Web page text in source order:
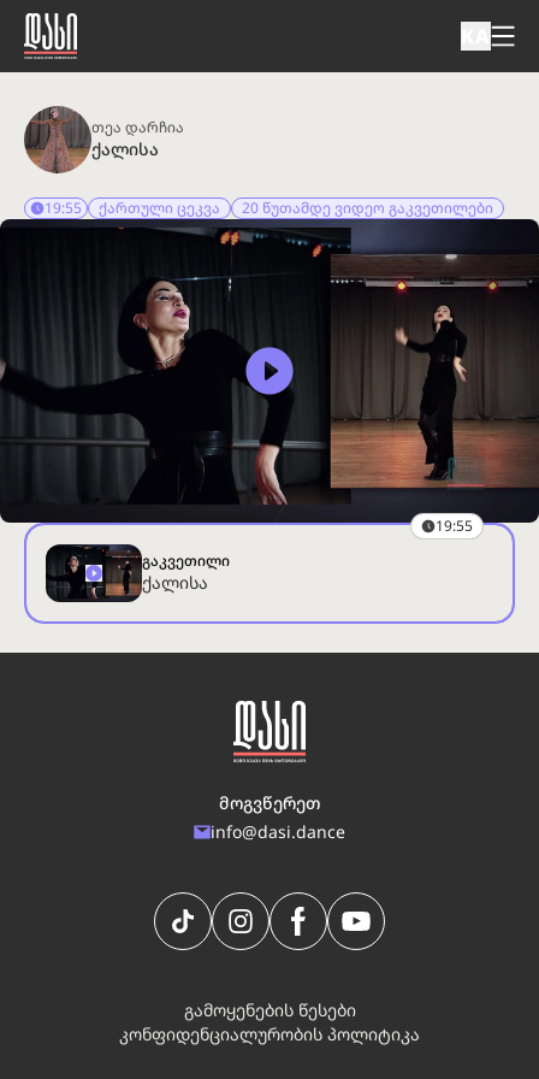
თეა დარჩია
ქალისა
19:55 ქართული ცეკვა 20 წუთამდე ვიდეო გაკვეთილები
გაკვეთილი
ქალისა
19:55
მოგვწერეთ
info@dasi.dance
გამოყენების წესები
კონფიდენციალურობის პოლიტიკა